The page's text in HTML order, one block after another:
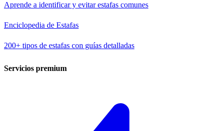
Aprende a identificar y evitar estafas comunes
Enciclopedia de Estafas
200+ tipos de estafas con guías detalladas
Servicios premium